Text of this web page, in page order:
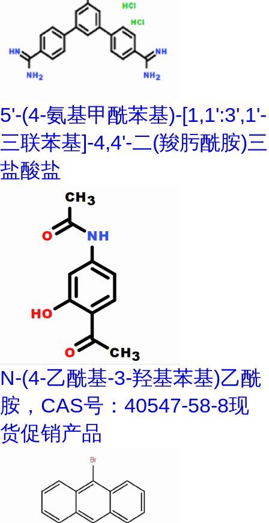
5'-(4-氨基甲酰苯基)-[1,1':3',1'-
三联苯基]-4,4'-二(羧肟酰胺)三
盐酸盐
N-(4-乙酰基-3-羟基苯基)乙酰
胺，CAS号：40547-58-8现
货促销产品